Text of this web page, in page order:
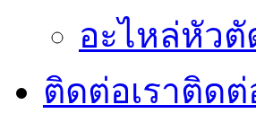
อะไหล่หัวตั
ติดต่อเราติดต่